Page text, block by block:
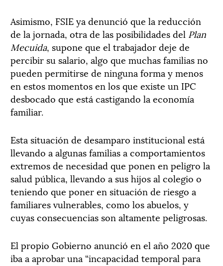
Asimismo, FSIE ya denunció que la reducción
de la jornada, otra de las posibilidades del Plan
Mecuida, supone que el trabajador deje de
percibir su salario, algo que muchas familias no
pueden permitirse de ninguna forma y menos
en estos momentos en los que existe un IPC
desbocado que está castigando la economía
familiar.
Esta situación de desamparo institucional está
llevando a algunas familias a comportamientos
extremos de necesidad que ponen en peligro la
salud pública, llevando a sus hijos al colegio o
teniendo que poner en situación de riesgo a
familiares vulnerables, como los abuelos, y
cuyas consecuencias son altamente peligrosas.
El propio Gobierno anunció en el año 2020 que
iba a aprobar una “incapacidad temporal para